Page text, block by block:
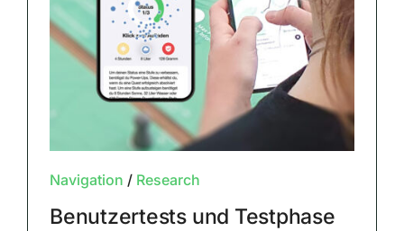
Navigation / Research
Benutzertests und Testphase